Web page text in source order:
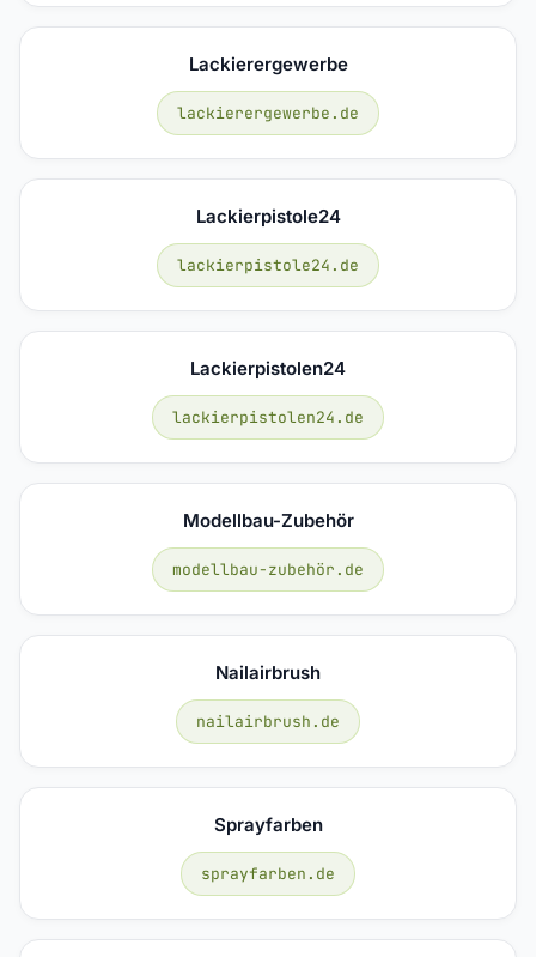
Lackierergewerbe
lackierergewerbe.de
Lackierpistole24
lackierpistole24.de
Lackierpistolen24
lackierpistolen24.de
Modellbau-Zubehör
modellbau-zubehör.de
Nailairbrush
nailairbrush.de
Sprayfarben
sprayfarben.de